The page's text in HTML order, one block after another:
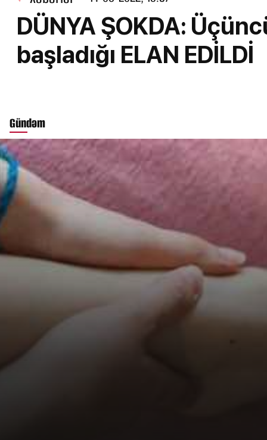
DÜNYA ŞOKDA:
başladığı ELAN EDİLDİ
Gündəm